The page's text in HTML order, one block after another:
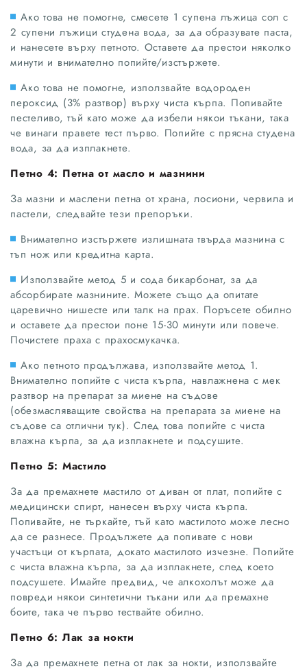
Ако това не помогне, смесете 1 супена лъжица сол с
2 супени лъжици студена вода, за да образувате паста,
и нанесете върху петното. Оставете да престои няколко
минути и внимателно попийте/изстържете.
Ако това не помогне, използвайте водороден
пероксид (3% разтвор) върху чиста кърпа. Попивайте
пестеливо, тъй като може да избели някои тъкани, така
че винаги правете тест първо. Попийте с прясна студена
вода, за да изплакнете.
Петно 4: Петна от масло и мазнини
За мазни и маслени петна от храна, лосиони, червила и
пастели, следвайте тези препоръки.
Внимателно изстържете излишната твърда мазнина с
тъп нож или кредитна карта.
Използвайте метод 5 и сода бикарбонат, за да
абсорбирате мазнините. Можете също да опитате
царевично нишесте или талк на прах. Поръсете обилно
и оставете да престои поне 15-30 минути или повече.
Почистете праха с прахосмукачка.
Ако петното продължава, използвайте метод 1.
Внимателно попийте с чиста кърпа, навлажнена с мек
разтвор на препарат за миене на съдове
(обезмасляващите свойства на препарата за миене на
съдове са отлични тук). След това попийте с чиста
влажна кърпа, за да изплакнете и подсушите.
Петно 5: Мастило
За да премахнете мастило от диван от плат, попийте с
медицински спирт, нанесен върху чиста кърпа.
Попивайте, не търкайте, тъй като мастилото може лесно
да се разнесе. Продължете да попивате с нови
участъци от кърпата, докато мастилото изчезне. Попийте
с чиста влажна кърпа, за да изплакнете, след което
подсушете. Имайте предвид, че алкохолът може да
повреди някои синтетични тъкани или да премахне
боите, така че първо тествайте обилно.
Петно 6: Лак за нокти
За да премахнете петна от лак за нокти, използвайте